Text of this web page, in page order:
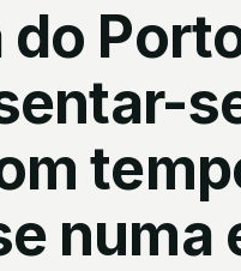
numa